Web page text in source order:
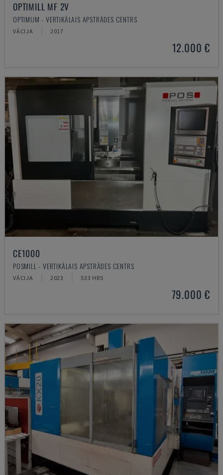
OPTIMILL MF 2V
OPTIMUM - VERTIKĀLAIS APSTRĀDES CENTRS
VĀCIJA 2017
12.000 €
CE1000
POSMILL - VERTIKĀLAIS APSTRĀDES CENTRS
VĀCIJA 2023 533 HRS
79.000 €